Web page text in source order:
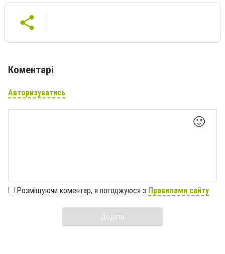
Коментарі
Авторизуватись
🙂
Розміщуючи коментар, я погоджуюся з Правилами сайту
Додати